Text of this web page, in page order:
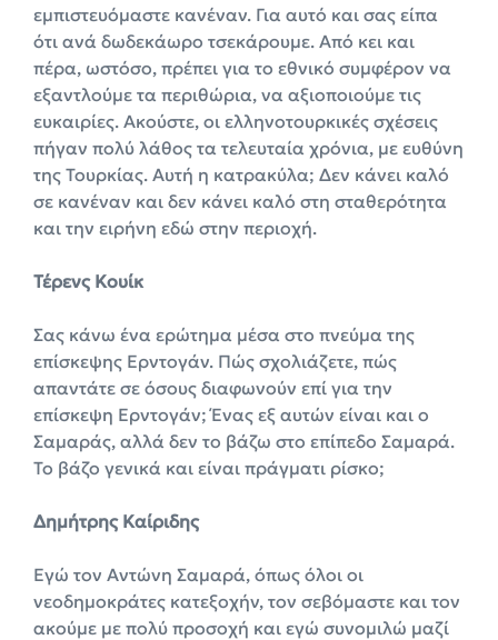
εμπιστευόμαστε κανέναν. Για αυτό και σας είπα
ότι ανά δωδεκάωρο τσεκάρουμε. Από κει και
πέρα, ωστόσο, πρέπει για το εθνικό συμφέρον να
εξαντλούμε τα περιθώρια, να αξιοποιούμε τις
ευκαιρίες. Ακούστε, οι ελληνοτουρκικές σχέσεις
πήγαν πολύ λάθος τα τελευταία χρόνια, με ευθύνη
της Τουρκίας. Αυτή η κατρακύλα; Δεν κάνει καλό
σε κανέναν και δεν κάνει καλό στη σταθερότητα
και την ειρήνη εδώ στην περιοχή.
Τέρενς Κουίκ
Σας κάνω ένα ερώτημα μέσα στο πνεύμα της
επίσκεψης Ερντογάν. Πώς σχολιάζετε, πώς
απαντάτε σε όσους διαφωνούν επί για την
επίσκεψη Ερντογάν; Ένας εξ αυτών είναι και ο
Σαμαράς, αλλά δεν το βάζω στο επίπεδο Σαμαρά.
Το βάζο γενικά και είναι πράγματι ρίσκο;
Δημήτρης Καίριδης
Εγώ τον Αντώνη Σαμαρά, όπως όλοι οι
νεοδημοκράτες κατεξοχήν, τον σεβόμαστε και τον
ακούμε με πολύ προσοχή και εγώ συνομιλώ μαζί